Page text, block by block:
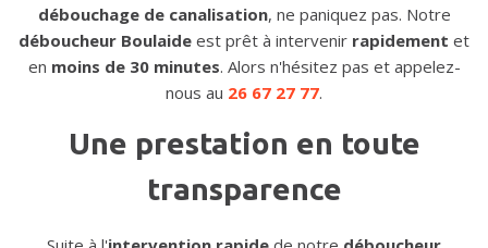
débouchage de canalisation, ne paniquez pas. Notre
déboucheur Boulaide est prêt à intervenir rapidement et
en moins de 30 minutes. Alors n'hésitez pas et appelez-
nous au 26 67 27 77.
Une prestation en toute
transparence